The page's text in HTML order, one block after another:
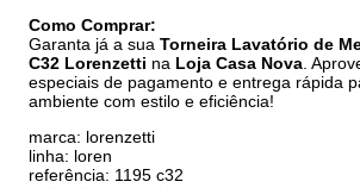
Como Comprar:
Garanta já a suaTorneira Lavatório de
C32 Lorenzetti na Loja Casa Nova .
especiais de pagamento e entrega rápida
ambiente com estilo e eficiência!
marca: lorenzetti
linha: loren
referência: 1195 c32